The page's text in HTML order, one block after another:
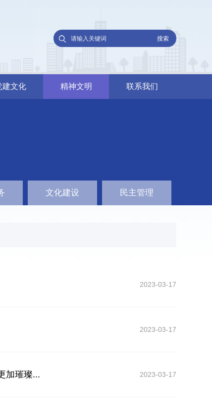
建文化 精神文明 联系我们
文化建设 民主管理
2023-03-17
2023-03-17
加璀璨... 2023-03-17